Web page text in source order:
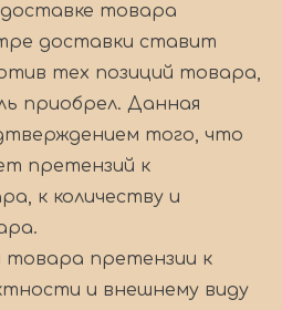
доставке товара
доставки ставит
тех позиций товара,
приобрел. Данная
того, что
претензий к
к количеству и
товара претензии к
и внешнему виду